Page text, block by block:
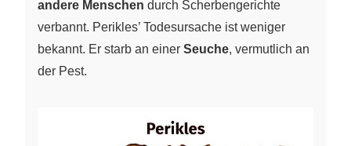
andere Menschen durch Scherbengerichte
verbannt. Perikles’ Todesursache ist weniger
bekannt. Er starb an einer Seuche, vermutlich an
der Pest.